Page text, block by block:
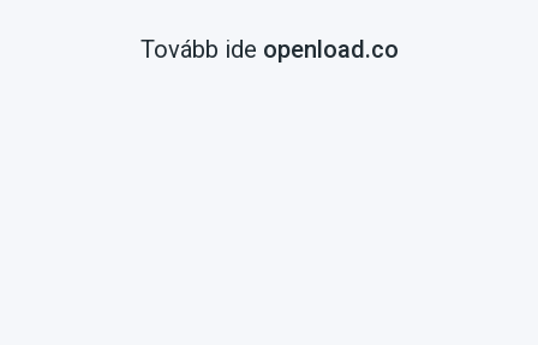
Tovább ide openload.co